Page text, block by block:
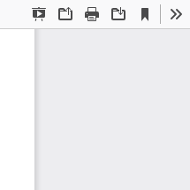
Presentation
OpenPrint Download
Current
View
路